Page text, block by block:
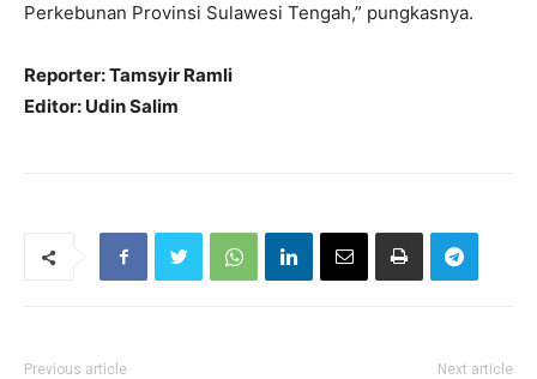
Perkebunan Provinsi Sulawesi Tengah,” pungkasnya.
Reporter: Tamsyir Ramli
Editor: Udin Salim
Previous article Next article